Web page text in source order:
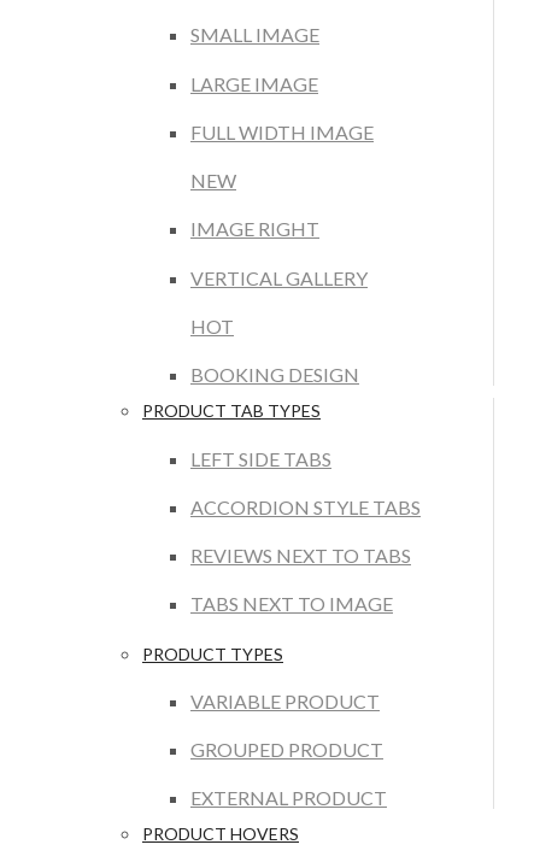
SMALL IMAGE
LARGE IMAGE
FULL WIDTH IMAGE
NEW
IMAGE RIGHT
VERTICAL GALLERY
HOT
BOOKING DESIGN
PRODUCT TAB TYPES
LEFT SIDE TABS
ACCORDION STYLE TABS
REVIEWS NEXT TO TABS
TABS NEXT TO IMAGE
PRODUCT TYPES
VARIABLE PRODUCT
GROUPED PRODUCT
EXTERNAL PRODUCT
PRODUCT HOVERS